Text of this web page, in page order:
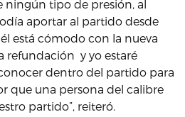
ningún tipo de presión, al
aportar al partido desde
está cómodo con la nueva
refundación y yo estaré
dentro del partido para
que una persona del calibre
partido”, reiteró.